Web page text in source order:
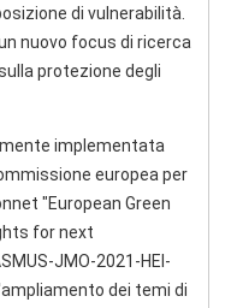
di vulnerabilità.
nuovo focus di ricerca
protezione degli
implementata
europea per
"European Green
for next
JMO-2021-HEI-
dei temi di